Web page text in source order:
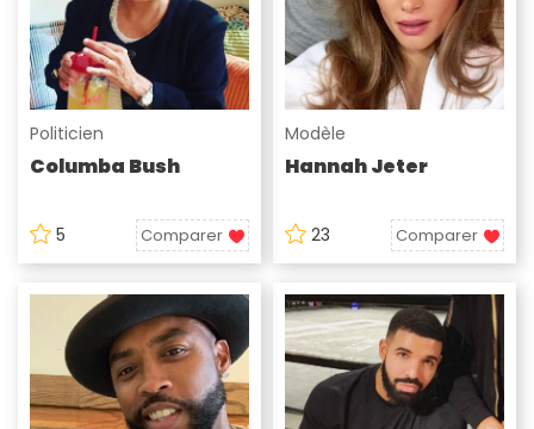
Politicien
Columba Bush
5 Comparer
Modèle
Hannah Jeter
23 Comparer